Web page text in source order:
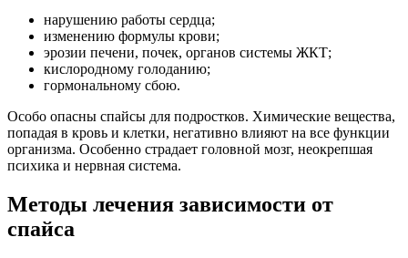
нарушению работы сердца;
изменению формулы крови;
эрозии печени, почек, органов системы ЖКТ;
кислородному голоданию;
гормональному сбою.
Особо опасны спайсы для подростков. Химические вещества,
попадая в кровь и клетки, негативно влияют на все функции
организма. Особенно страдает головной мозг, неокрепшая
психика и нервная система.
Методы лечения зависимости от
спайса